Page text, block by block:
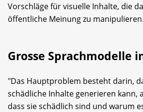
Vorschläge für visuelle Inhalte, die
öffentliche Meinung zu manipulieren.
Grosse Sprachmodelle
"Das Hauptproblem besteht darin,
schädliche Inhalte generieren kann,
dass sie schädlich sind und warum